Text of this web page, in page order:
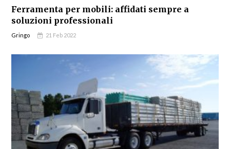
Ferramenta per mobili: affidati sempre a
soluzioni professionali
Gringo 21 Feb 2022